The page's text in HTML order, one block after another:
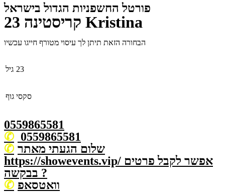
פורטל החשפניות הגדול בישראל
קריסטינה 23 Kristina
הבחורה הזאת תיתן לך עיסוי מטורף חייגו עכשיו
גיל 23
גוף סקסי
0559865581
0559865581
שלום הגעתי מאתר
https://showevents.vip/ אפשר לקבל פרטים
בבקשה ?
וואטסאפ